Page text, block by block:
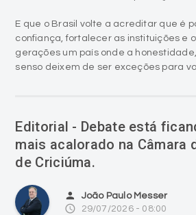
E que o Brasil volte a acreditar que é
confiança, fortalecer as instituições e
gerações um país onde a
senso deixem de ser exceções para
Editorial - Debate está
mais acalorado na Câmara
de Criciúma.
person João Paulo Messer
access_time 29/07/2026 - 08:00